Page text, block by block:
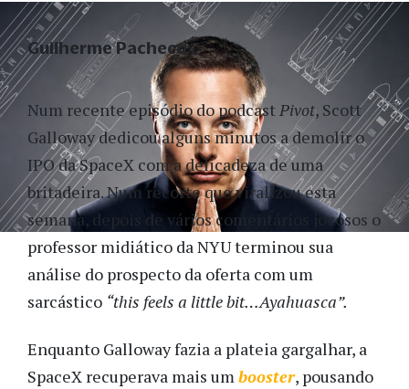
Num recente episódio do podcastPivot, Scott
Galloway dedicou alguns minutos a demolir o
IPO da SpaceX com a delicadeza de uma
britadeira. Num recorte que viralizou esta
semana, depois de vários comentários jocosos o
professor midiático da NYU terminou sua
análise do prospecto da oferta com um
sarcástico “this feels a little bit…Ayahuasca”.
Enquanto Galloway fazia a plateia gargalhar, a
SpaceX recuperava mais umbooster, pousando
Guilherme Pacheco